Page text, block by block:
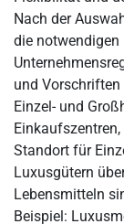
Nach der
die notwendigen
und
Einzel- und
Standort für
Luxusgütern
Lebensmitteln
Beispiel: